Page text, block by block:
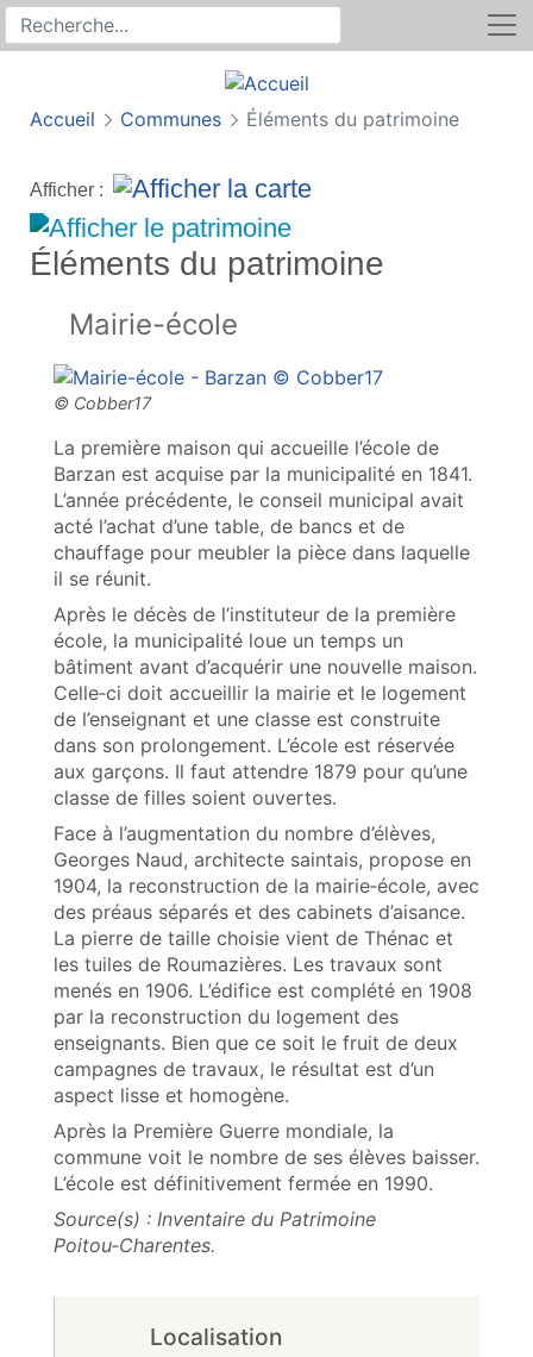
Recherche sur le site
Rechercher
Accueil Communes Éléments du patrimoine
Afficher :
Éléments du patrimoine
Mairie-école
La première maison qui accueille l’école de
Barzan est acquise par la municipalité en 1841.
L’année précédente, le conseil municipal avait
acté l’achat d’une table, de bancs et de
chauffage pour meubler la pièce dans laquelle
il se réunit.
Après le décès de l’instituteur de la première
école, la municipalité loue un temps un
bâtiment avant d’acquérir une nouvelle maison.
Celle‑ci doit accueillir la mairie et le logement
de l’enseignant et une classe est construite
dans son prolongement. L’école est réservée
aux garçons. Il faut attendre 1879 pour qu’une
classe de filles soient ouvertes.
Face à l’augmentation du nombre d’élèves,
Georges Naud, architecte saintais, propose en
1904, la reconstruction de la mairie‑école, avec
des préaus séparés et des cabinets d’aisance.
La pierre de taille choisie vient de Thénac et
les tuiles de Roumazières. Les travaux sont
menés en 1906. L’édifice est complété en 1908
par la reconstruction du logement des
enseignants. Bien que ce soit le fruit de deux
campagnes de travaux, le résultat est d’un
aspect lisse et homogène.
Après la Première Guerre mondiale, la
commune voit le nombre de ses élèves baisser.
L’école est définitivement fermée en 1990.
Source(s) : Inventaire du Patrimoine
Poitou‑Charentes.
Localisation